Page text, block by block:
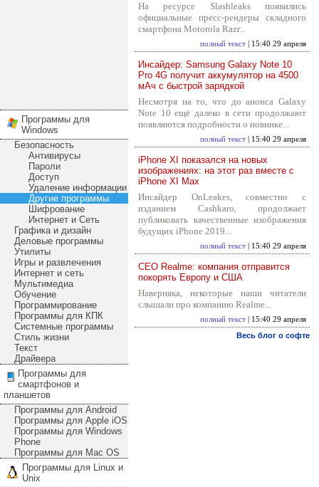
Программы для
Windows
Безопасность
Антивирусы
Пароли
Доступ
Удаление информации
Другие программы
Шифрование
Интернет и Сеть
Графика и дизайн
Деловые программы
Утилиты
Игры и развлечения
Интернет и сеть
Мультимедиа
Обучение
Программирование
Программы для КПК
Системные программы
Стиль жизни
Текст
Драйвера
Программы для
смартфонов и
планшетов
Программы для Android
Программы для Apple iOS
Программы для Windows
Phone
Программы для Mac OS
Программы для Linux и
Unix
На ресурсе Slashleaks появились
официальные пресс-рендеры складного
смартфона Motorola Razr...
полный текст | 15:40 29 апреля
Инсайдер: Samsung Galaxy Note 10
Pro 4G получит аккумулятор на 4500
мАч с быстрой зарядкой
Несмотря на то, что до анонса Galaxy
Note 10 ещё далеко в сети продолжают
появляются подробности о новинке...
полный текст | 15:40 29 апреля
iPhone XI показался на новых
изображениях: на этот раз вместе с
iPhone XI Max
Инсайдер OnLeakes, совместно с
изданием Cashkaro, продолжает
публиковать качественные изображения
будущих iPhone 2019...
полный текст | 15:40 29 апреля
CEO Realme: компания отправится
покорять Европу и США
Наверняка, некоторые наши читатели
слышали про компанию Realme...
полный текст | 15:40 29 апреля
Весь блог о софте